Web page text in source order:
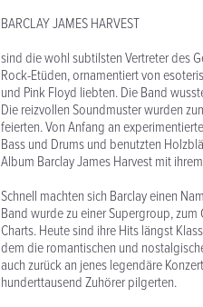
BARCLAY JAMES HARVEST
sind die wohl subtilsten Vertreter des
Rock-Etüden, ornamentiert von
und Pink Floyd liebten. Die Band
Die reizvollen Soundmuster wurden
feierten. Von Anfang an
Bass und Drums und benutzten
Album Barclay James Harvest mit
Schnell machten sich Barclay einen
Band wurde zu einer Supergroup,
Charts. Heute sind ihre Hits längst
dem die romantischen und
auch zurück an jenes legendäre
hunderttausend Zuhörer pilgerten.